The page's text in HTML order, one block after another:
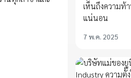
เห็นถึงความท้
แน่นอน
7 พ.ค. 2025